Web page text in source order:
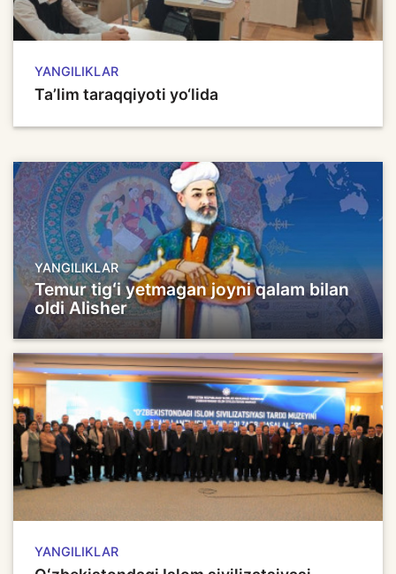
YANGILIKLAR
Ta’lim taraqqiyoti yo‘lida
YANGILIKLAR
Temur tigʻi yetmagan joyni qalam bilan
oldi Alisher
YANGILIKLAR